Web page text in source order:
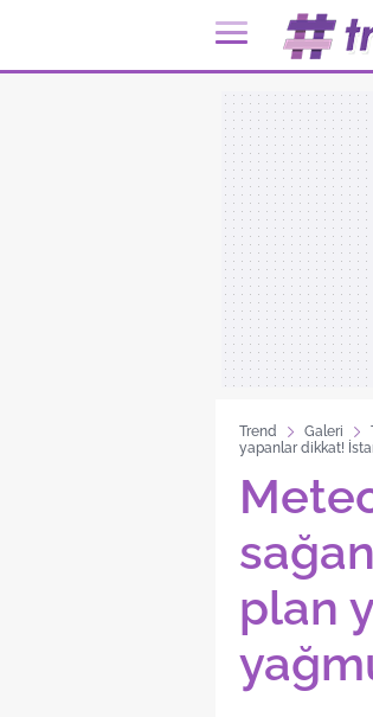
Trend Galeri
yapanlar dikkat!
plan